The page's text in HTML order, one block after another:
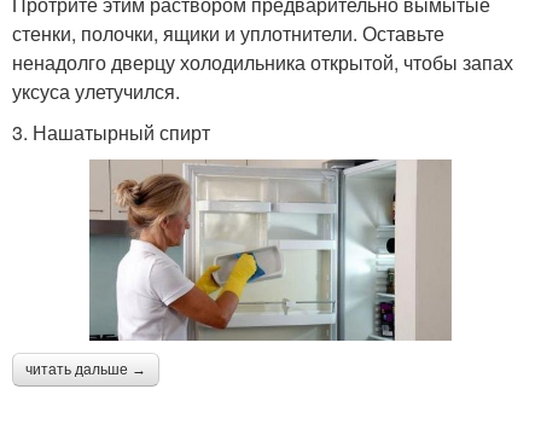
стенки, полочки, ящики и уплотнители. Оставьте
ненадолго дверцу холодильника открытой, чтобы запах
уксуса улетучился.
3. Нашатырный спирт
читать дальше →